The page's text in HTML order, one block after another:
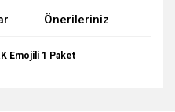
Önerileriniz
Emojili 1 Paket